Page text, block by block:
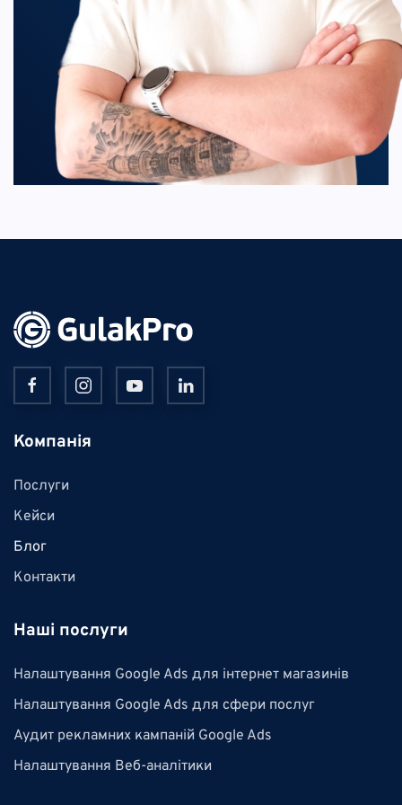
Компанія
Послуги
Кейси
Блог
Контакти
Наші послуги
Налаштування Google Ads для інтернет магазинів
Налаштування Google Ads для сфери послуг
Аудит рекламних кампаній Google Ads
Налаштування Веб-аналітики